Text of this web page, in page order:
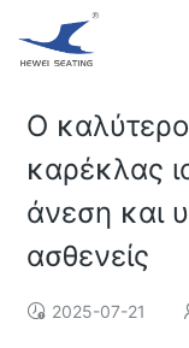
Ο
καρέκλας
άνεση και
ασθενείς
2025-07-21